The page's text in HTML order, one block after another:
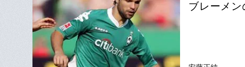
ブレーメン